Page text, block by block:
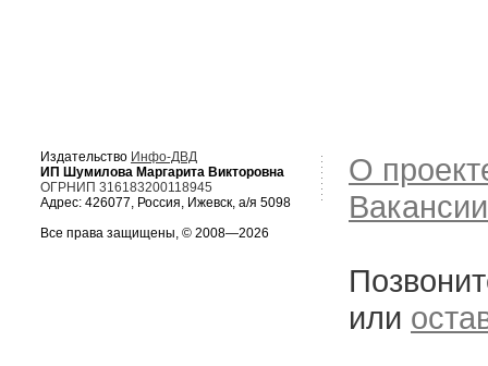
Издательство Инфо-ДВД
ИП Шумилова Маргарита Викторовна
ОГРНИП 316183200118945
Адрес: 426077, Россия, Ижевск, а/я 5098
Все права защищены, © 2008—2026
О
Вакансии
или